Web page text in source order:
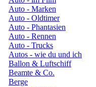
Auto - Marken
Auto - Oldtimer
Auto - Phantasien
Auto - Rennen
Auto - Trucks
Autos - wie du und ich
Ballon & Luftschiff
Beamte & Co.
Berge